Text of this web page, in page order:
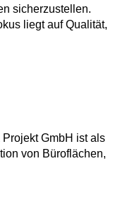
sicherzustellen.
liegt aufQualität,
GmbH ist als
von Büroflächen,